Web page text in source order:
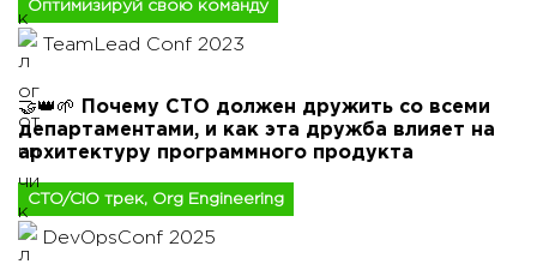
Оптимизируй свою команду
TeamLead Conf 2023
🤝👑🌱 Почему CTO должен дружить со всеми
департаментами, и как эта дружба влияет на
архитектуру программного продукта
CTO/CIO трек, Org Engineering
DevOpsConf 2025